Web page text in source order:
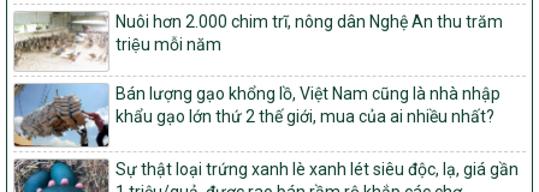
số và miền núi giai đoạn 2026-2035, giai đoạn I: Từ năm 2026
đến năm 2030
14/2026/TT-BNNMT
Hướng dẫn thực hiện một số nội dung tiêu chí, điều kiện thuộc Bộ
tiêu chí quốc gia về nông thôn mới giai đoạn 2026 – 2030 thuộc
phạm vi quản lý nhà nước của Bộ Nông nghiệp và Môi trường
417/QĐ-BNNMT
Nuôi hơn 2.000 chim trĩ, nông dân Nghệ An thu trăm
triệu mỗi năm
Bán lượng gạo khổng lồ, Việt Nam cũng là nhà nhập
khẩu gạo lớn thứ 2 thế giới, mua của ai nhiều nhất?
Sự thật loại trứng xanh lè xanh lét siêu độc, lạ, giá gần